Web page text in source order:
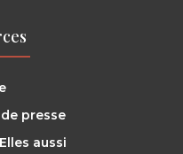
presse
aussi